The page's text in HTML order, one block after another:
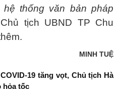
thống văn bản pháp
Chủ tịch UBND TP Chu
MINH TUỆ
19 tăng vọt, Chủ tịch Hà
hỏa tốc